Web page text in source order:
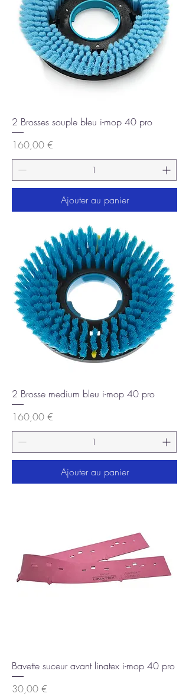
2 Brosses souple bleu i-mop 40 pro
Prix
160,00 €
Ajouter au panier
2 Brosse medium bleu i-mop 40 pro
Prix
160,00 €
Ajouter au panier
Bavette suceur avant linatex i-mop 40 pro
Prix
30,00 €